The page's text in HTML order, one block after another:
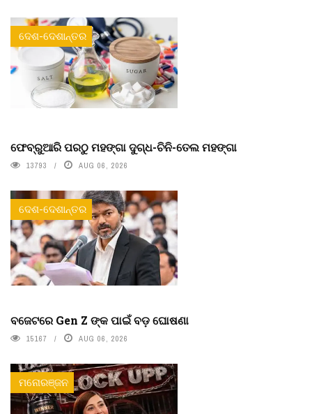
ଦେଶ-ଦେଶାନ୍ତର
ଫେବ୍ରୁଆରି ପରଠୁ ମହଙ୍ଗା ଦୁଗ୍ଧ-ଚିନି-ତେଲ ମହଙ୍ଗା
13793 AUG 06, 2026
ଦେଶ-ଦେଶାନ୍ତର
ବଜେଟରେ Gen Z ଙ୍କ ପାଇଁ ବଡ଼ ଘୋଷଣା
15167 AUG 06, 2026
ମନୋରଞ୍ଜନ